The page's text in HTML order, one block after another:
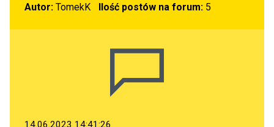
Autor: TomekK Ilość postów na forum:5
14.06.2023 14:41:26